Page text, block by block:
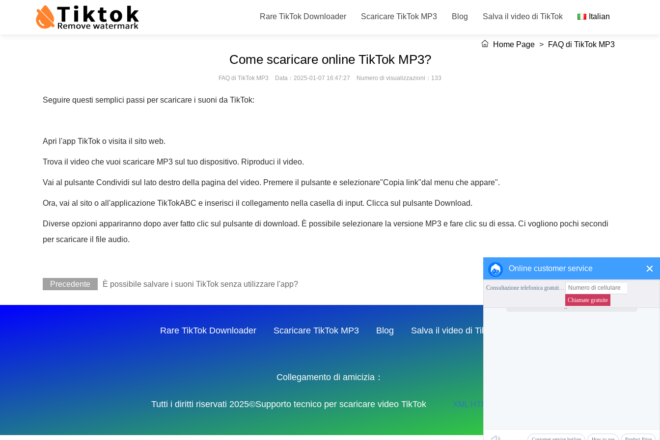
Rare TikTok Downloader Scaricare TikTok MP3 Blog Salva il video di TikTok Italian
Home Page > FAQ di TikTok MP3
Come scaricare online TikTok MP3?
FAQ di TikTok MP3 Data：2025-01-07 16:47:27 Numero di visualizzazioni：133
Seguire questi semplici passi per scaricare i suoni da TikTok:
Apri l'app TikTok o visita il sito web.
Trova il video che vuoi scaricare MP3 sul tuo dispositivo. Riproduci il video.
Vai al pulsante Condividi sul lato destro della pagina del video. Premere il pulsante e selezionare"Copia link"dal menu che appare".
Ora, vai al sito o all'applicazione TikTokABC e inserisci il collegamento nella casella di input. Clicca sul pulsante Download.
Diverse opzioni appariranno dopo aver fatto clic sul pulsante di download. È possibile selezionare la versione MP3 e fare clic su di essa. Ci vogliono pochi secondi
per scaricare il file audio.
Precedente È possibile salvare i suoni TikTok senza utilizzare l'app?
Rare TikTok Downloader Scaricare TikTok MP3 Blog
Salva il video di TikTok
Collegamento di amicizia：
Tutti i diritti riservati 2025©Supporto tecnico per scaricare video TikTok XML HTML
Online customer service